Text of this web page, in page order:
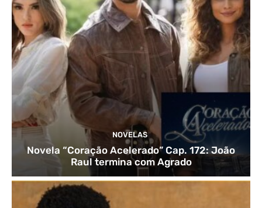
NOVELAS
Novela “Coração Acelerado” Cap. 172: João
Raul termina com Agrado